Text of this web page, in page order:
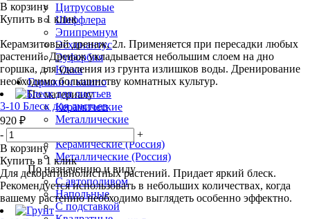
Цитрусовые
Шеффлера
Эпипремнум
Эсхинантус
Эуфорбия
Юкка
Горшки и кашпо
По материалу
Керамические
Металлические
Пластиковые
Керамические (Россия)
Металлические (Россия)
По назначению и виду
С автополивом
Напольные
С подставкой
В корзину
Купить в 1 клик
Керамзитовый дренаж, 2л. Применяется при пересадки любых
растений. Дренаж укладывается небольшим слоем на дно
горшка, для удаления из грунта излишков воды. Дренирование
необходимо большинству комнатных культур.
3-10 Блеск для листьев
920 ₽
-
+
В корзину
Купить в 1 клик
Для декоративнолистных растений. Придает яркий блеск.
Рекомендуется использовать в небольших количествах, когда
вашему растению необходимо выглядеть особенно эффектно.